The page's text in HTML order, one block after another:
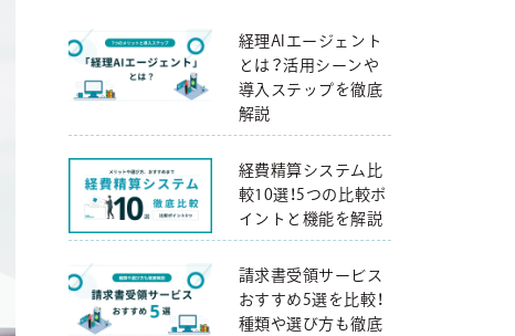
経理AIエージェント
とは？活用シーンや
導入ステップを徹底
解説
経費精算システム比
較10選！5つの比較ポ
イントと機能を解説
請求書受領サービス
おすすめ5選を比較！
種類や選び方も徹底